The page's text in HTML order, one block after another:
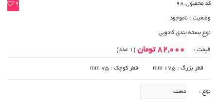
9 کد محصول 98
وضعیت : ناموجود
نوع بسته بندی کادویی
قیمت : 82,000 تومان (1 عدد)
قطر بزرگ : 175 mm قطر کوچک : 75 mm
نوع :